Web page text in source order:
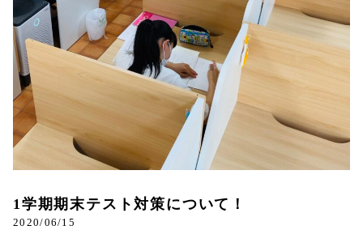
1学期期末テスト対策について！
2020/06/15